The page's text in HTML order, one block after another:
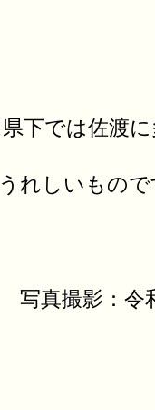
下では佐渡
れしいもの
写真撮影：令